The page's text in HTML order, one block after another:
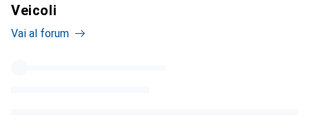
Veicoli
Vai al forum